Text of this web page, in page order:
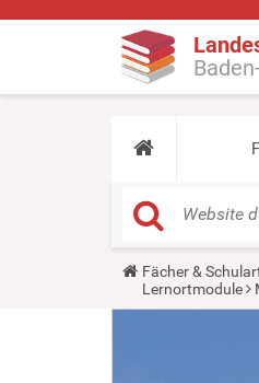
Y
u
Fächer &
Lernortmodule